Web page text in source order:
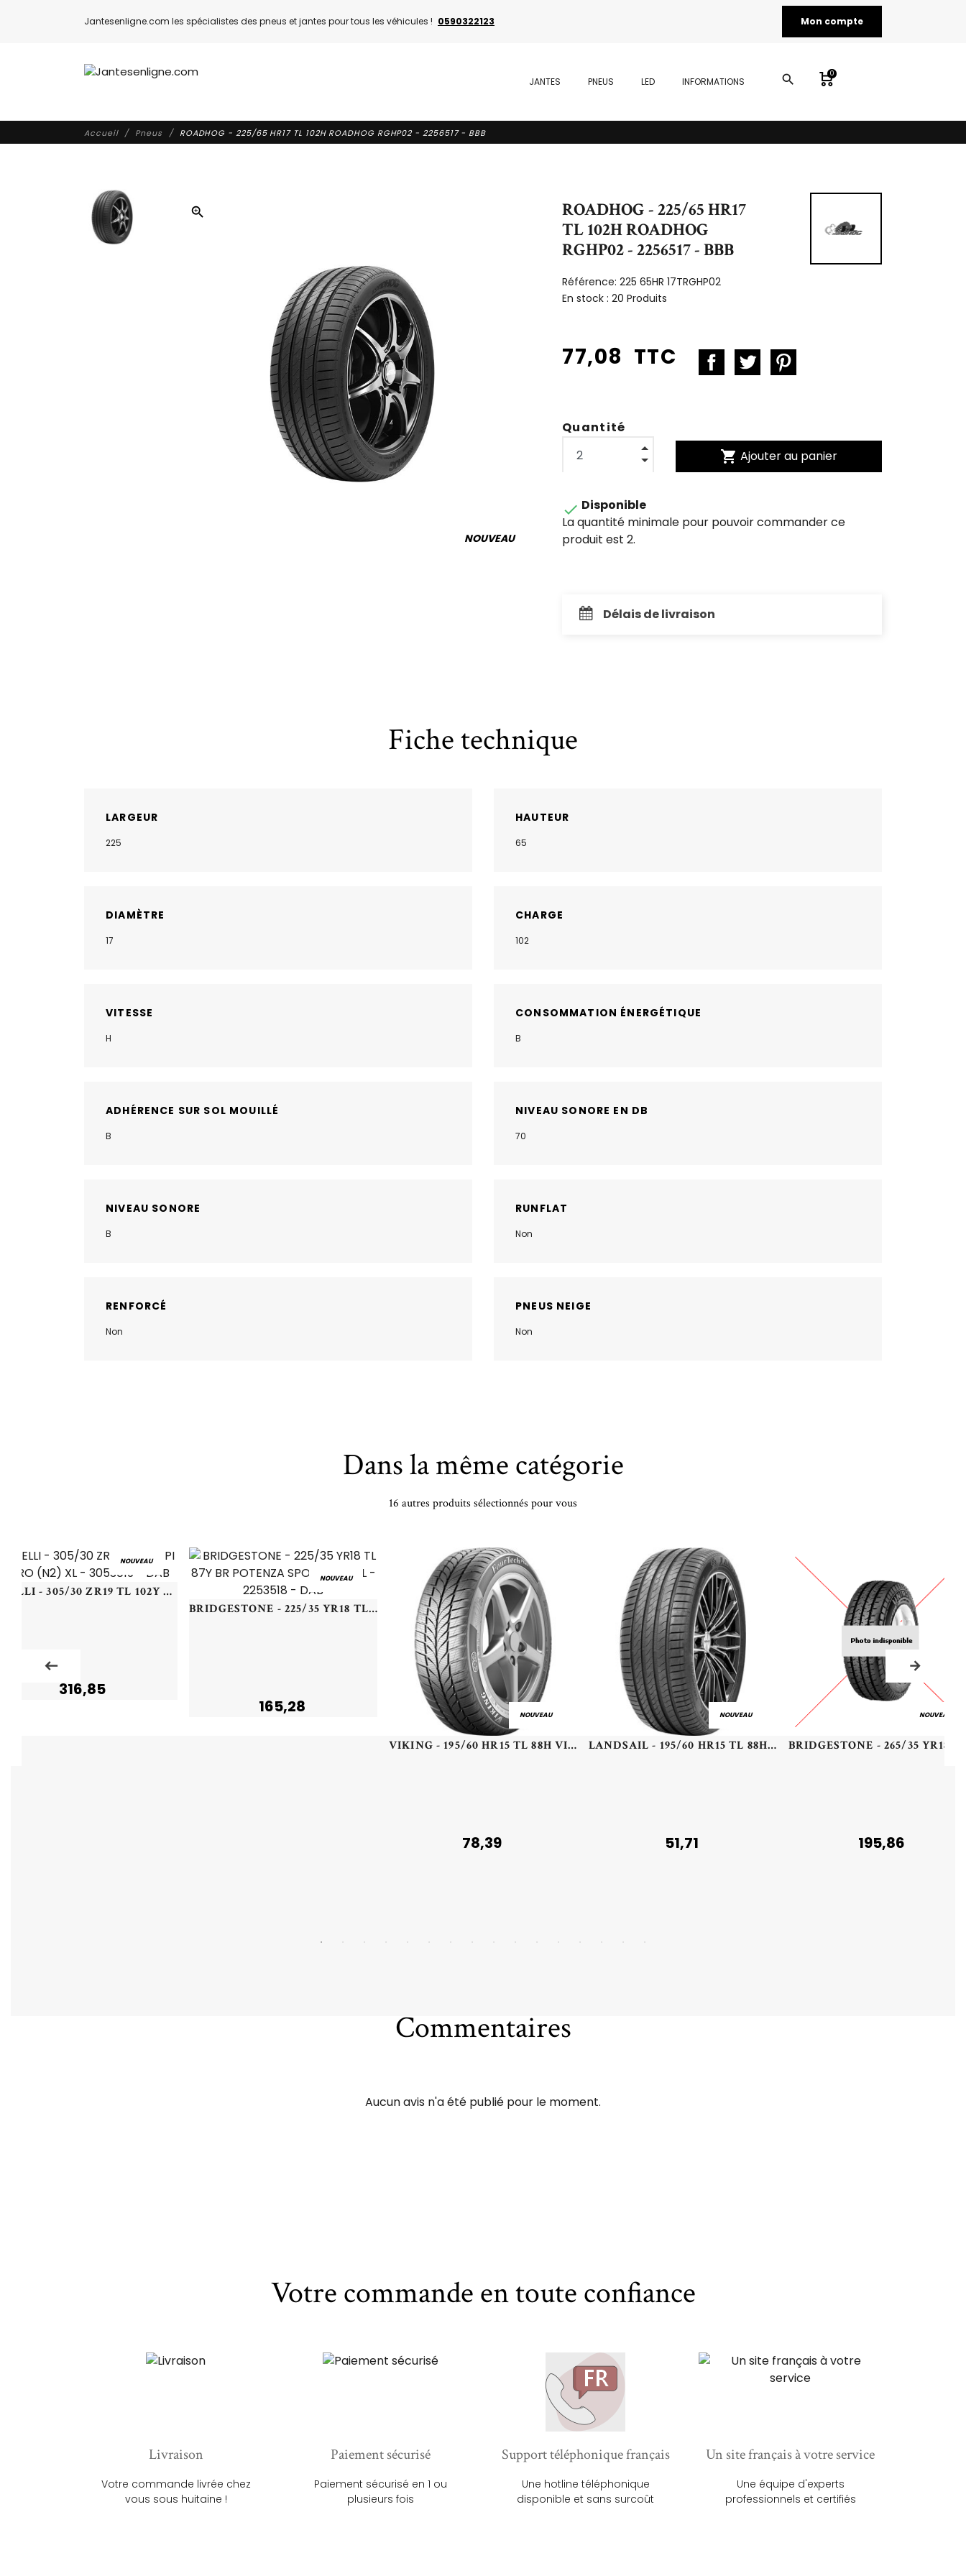
Jantesenligne.com les spécialistes des pneus et jantes pour tous les véhicules ! 0590322123 Mon compte
JANTES PNEUS LED INFORMATIONS search 0
Accueil Pneus ROADHOG - 225/65 HR17 TL 102H ROADHOG RGHP02 - 2256517 - BBB
zoom_in
NOUVEAU
ROADHOG - 225/65 HR17
TL 102H ROADHOG
RGHP02 - 2256517 - BBB
Référence: 225 65HR 17TRGHP02
En stock : 20 Produits
77,08 TTC
Quantité
shopping_cart Ajouter au panier
 Disponible
La quantité minimale pour pouvoir commander ce
produit est 2.
Délais de livraison
Fiche technique
LARGEUR
225
HAUTEUR
65
DIAMÈTRE
17
CHARGE
102
VITESSE
H
CONSOMMATION ÉNERGÉTIQUE
B
ADHÉRENCE SUR SOL MOUILLÉ
B
NIVEAU SONORE EN DB
70
NIVEAU SONORE
B
RUNFLAT
Non
RENFORCÉ
Non
PNEUS NEIGE
Non
Dans la même catégorie
16 autres produits sélectionnés pour vous
NOUVEAU
PIRELLI - 305/30 ZR19 TL 102Y PI PZERO (N2) XL - 3053019 - DAB
316,85
NOUVEAU
BRIDGESTONE - 225/35 YR18 TL 87Y BR POTENZA SPORT EVO XL - 2253518 - DAB
165,28 NOUVEAU
VIKING - 195/60 HR15 TL 88H VIK FOURTECH PLUS - 1956015 - DBB
78,39
NOUVEAU
LANDSAIL - 195/60 HR15 TL 88H LANDSAIL RAPIDDRAGON - 1956015 - CBB
51,71
NOUVEAU
195,86
Commentaires
Aucun avis n'a été publié pour le moment.
Votre commande en toute confiance
Livraison
Votre commande livrée chez
vous sous huitaine !
Paiement sécurisé
Paiement sécurisé en 1 ou
plusieurs fois
Support téléphonique français
Une hotline téléphonique
disponible et sans surcoût
Un site français à votre service
Une équipe d'experts
professionnels et certifiés